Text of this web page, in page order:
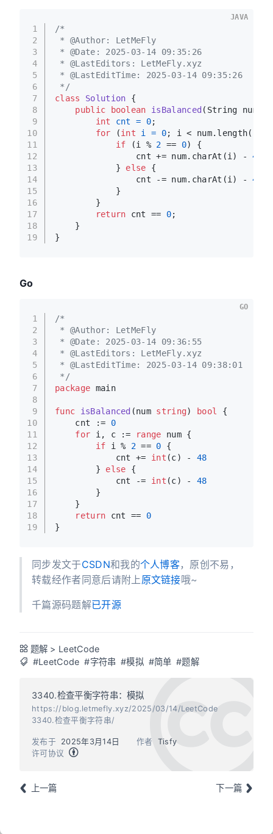
1
2
3
4
5
6
7
8
9
10
11
12
13
14
15
16
17
18
19
/*
* @Author: LetMeFly
* @Date: 2025-03-14 09:35:26
* @LastEditors: LetMeFly.xyz
* @LastEditTime: 2025-03-14 09:35:26
*/
class
Solution {
public
boolean isBalanced (String num)
int
cnt = 0;
for (int i = 0; i < num.length();
if (i % 2 == 0) {
                cnt += num.charAt(i) -
48
            }
else {
                cnt -= num.charAt(i) -
48
            }
        }
return cnt == 0;
    }
}
JAVA
Go
1
2
3
4
5
6
7
8
9
10
11
12
13
14
15
16
17
18
19
/*
* @Author: LetMeFly
* @Date: 2025-03-14 09:36:55
* @LastEditors: LetMeFly.xyz
* @LastEditTime: 2025-03-14 09:38:01
*/
package main
func isBalanced (num string) bool
{
    cnt :=
0
for i, c := range num {
if i % 2 == 0 {
            cnt +=
int (c) - 48
        }
else {
            cnt -=
int (c) - 48
        }
    }
return cnt == 0
}
GO
同步发文于CSDN和我的个人博客，原创不易，
转载经作者同意后请附上 原文链接哦~
千篇源码题解已开源
题解 > LeetCode
#LeetCode #字符串 #模拟 #简单 #题解
3340.检查平衡字符串：模拟
https://blog.letmefly.xyz/2025/03/14/LeetCode
3340.检查平衡字符串/
作者 Tisfy
发布于
2025年3月14日
许可协议
上一篇 下一篇